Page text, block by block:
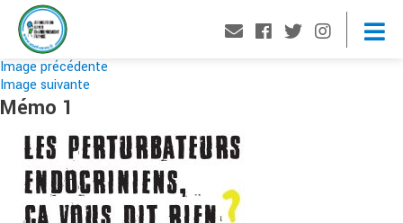
Image précédente
Image suivante
Mémo 1